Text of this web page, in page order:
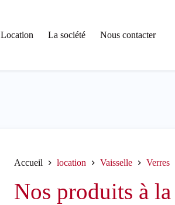
Location La société
Nous contacter
Accueil location Vaisselle Verres
Nos produits à